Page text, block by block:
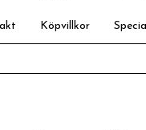
Köpvillkor